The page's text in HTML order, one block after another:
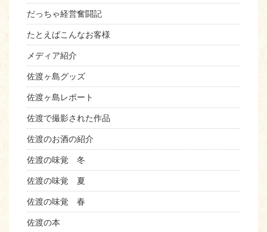
だっちゃ経営奮闘記
たとえばこんなお客様
メディア紹介
佐渡ヶ島グッズ
佐渡ヶ島レポート
佐渡で撮影された作品
佐渡のお酒の紹介
佐渡の味覚 冬
佐渡の味覚 夏
佐渡の味覚 春
佐渡の本